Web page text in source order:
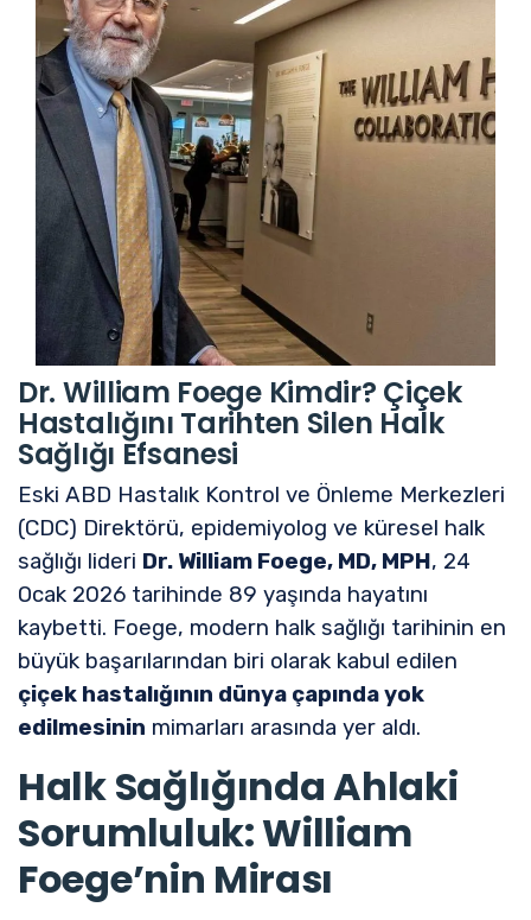
Dr. William Foege Kimdir? Çiçek
Hastalığını Tarihten Silen Halk
Sağlığı Efsanesi
Eski ABD Hastalık Kontrol ve Önleme Merkezleri
(CDC) Direktörü, epidemiyolog ve küresel halk
sağlığı lideri Dr. William Foege, MD, MPH, 24
Ocak 2026 tarihinde 89 yaşında hayatını
kaybetti. Foege, modern halk sağlığı tarihinin en
büyük başarılarından biri olarak kabul edilen
çiçek hastalığının dünya çapında yok
edilmesinin mimarları arasında yer aldı.
Halk Sağlığında Ahlaki
Sorumluluk: William
Foege’nin Mirası